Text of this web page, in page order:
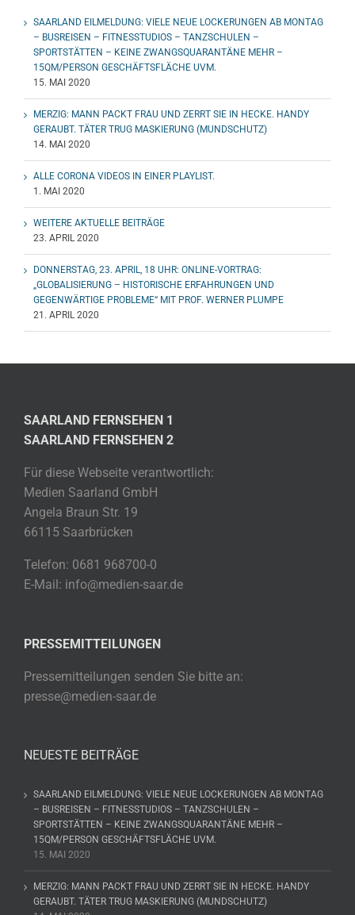
SAARLAND EILMELDUNG: VIELE NEUE LOCKERUNGEN AB MONTAG
– BUSREISEN – FITNESSTUDIOS – TANZSCHULEN –
SPORTSTÄTTEN – KEINE ZWANGSQUARANTÄNE MEHR –
15QM/PERSON GESCHÄFTSFLÄCHE UVM.
15. MAI 2020
MERZIG: MANN PACKT FRAU UND ZERRT SIE IN HECKE. HANDY
GERAUBT. TÄTER TRUG MASKIERUNG (MUNDSCHUTZ)
14. MAI 2020
ALLE CORONA VIDEOS IN EINER PLAYLIST.
1. MAI 2020
WEITERE AKTUELLE BEITRÄGE
23. APRIL 2020
DONNERSTAG, 23. APRIL, 18 UHR: ONLINE-VORTRAG:
„GLOBALISIERUNG – HISTORISCHE ERFAHRUNGEN UND
GEGENWÄRTIGE PROBLEME“ MIT PROF. WERNER PLUMPE
21. APRIL 2020
SAARLAND FERNSEHEN 1
SAARLAND FERNSEHEN 2
Für diese Webseite verantwortlich:
Medien Saarland GmbH
Angela Braun Str. 19
66115 Saarbrücken
Telefon: 0681 968700-0
E-Mail: info@medien-saar.de
PRESSEMITTEILUNGEN
Pressemitteilungen senden Sie bitte an:
presse@medien-saar.de
NEUESTE BEITRÄGE
SAARLAND EILMELDUNG: VIELE NEUE LOCKERUNGEN AB MONTAG
– BUSREISEN – FITNESSTUDIOS – TANZSCHULEN –
SPORTSTÄTTEN – KEINE ZWANGSQUARANTÄNE MEHR –
15QM/PERSON GESCHÄFTSFLÄCHE UVM.
15. MAI 2020
MERZIG: MANN PACKT FRAU UND ZERRT SIE IN HECKE. HANDY
GERAUBT. TÄTER TRUG MASKIERUNG (MUNDSCHUTZ)